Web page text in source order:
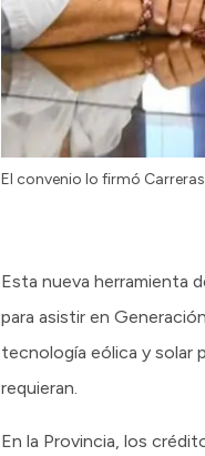
El convenio lo firmó
Esta nueva herramienta
para asistir en
tecnología eólica y solar
requieran.
En la Provincia, los